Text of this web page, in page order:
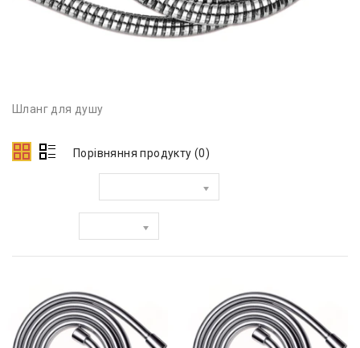
Шланг для душу
Порівняння продукту (0)